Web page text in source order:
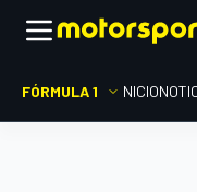
FÓRMULA 1 INICIO